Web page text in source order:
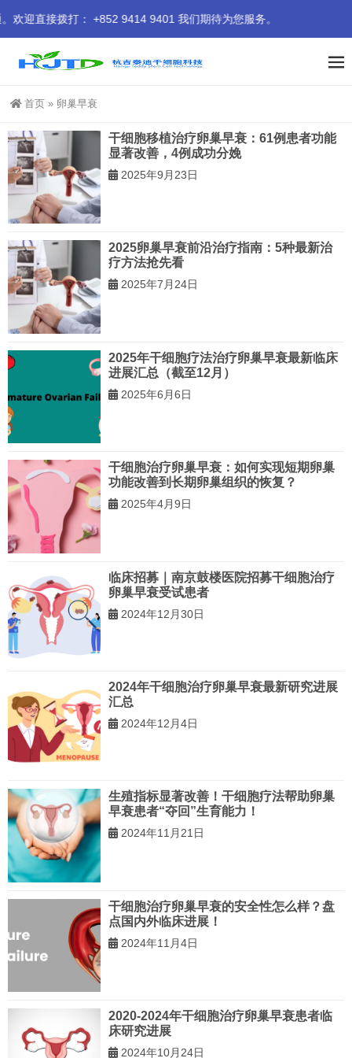
迎直接拨打： +852 9414 9401 我们期待为您服务。
首页 » 卵巢早衰
干细胞移植治疗卵巢早衰：61例患者功能
显著改善，4例成功分娩
2025年9月23日
2025卵巢早衰前沿治疗指南：5种最新治
疗方法抢先看
2025年7月24日
2025年干细胞疗法治疗卵巢早衰最新临床
进展汇总（截至12月）
2025年6月6日
干细胞治疗卵巢早衰：如何实现短期卵巢
功能改善到长期卵巢组织的恢复？
2025年4月9日
临床招募｜南京鼓楼医院招募干细胞治疗
卵巢早衰受试患者
2024年12月30日
2024年干细胞治疗卵巢早衰最新研究进展
汇总
2024年12月4日
生殖指标显著改善！干细胞疗法帮助卵巢
早衰患者“夺回”生育能力！
2024年11月21日
干细胞治疗卵巢早衰的安全性怎么样？盘
点国内外临床进展！
2024年11月4日
2020-2024年干细胞治疗卵巢早衰患者临
床研究进展
2024年10月24日